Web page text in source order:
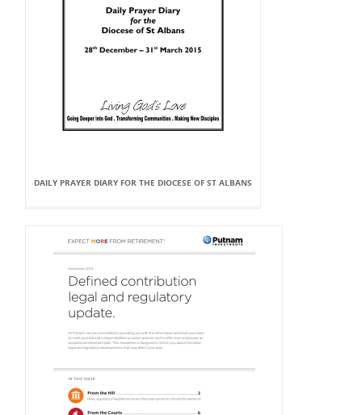
DAILY PRAYER DIARY FOR THE DIOCESE OF ST ALBANS